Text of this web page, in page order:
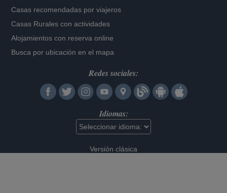
Casas recomendadas por viajeros
Casas Rurales con actividades
Alojamientos con reserva online
Busca por ubicación en el mapa
Redes sociales:
Idiomas:
Versión clásica